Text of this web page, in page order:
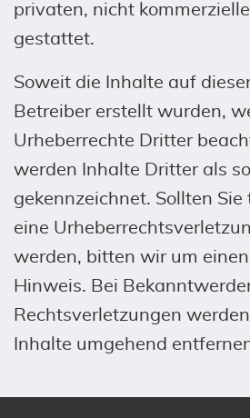
privaten, nicht
gestattet.
Soweit die Inhalte auf
Betreiber erstellt wurden,
Urheberrechte Dritter
werden Inhalte Dritter als
gekennzeichnet. Sollten
eine
werden, bitten wir um
Hinweis. Bei
Rechtsverletzungen
Inhalte umgehend